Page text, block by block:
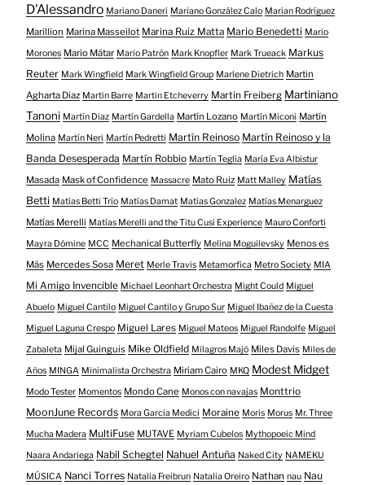
D'Alessandro Mariano Daneri Mariano González Calo Marian Rodríguez
Marillion Marina Masseilot Marina Ruiz Matta Mario Benedetti Mario
Morones Mario Mátar Mario Patrón Mark Knopfler Mark Trueack Markus
Reuter Mark Wingfield Mark Wingfield Group Marlene Dietrich Martin
Agharta Diaz Martin Barre Martin Etcheverry Martin Freiberg Martiniano
Tanoni Martín Diaz Martín Gardella Martín Lozano Martín Miconi Martín
Molina Martín Neri Martín Pedretti Martín Reinoso Martín Reinoso y la
Banda Desesperada Martín Robbio Martín Teglia María Eva Albistur
Masada Mask of Confidence Massacre Mato Ruiz Matt Malley Matías
Betti Matías Betti Trío Matías Damat Matías Gonzalez Matías Menarguez
Matías Merelli Matías Merelli and the Titu Cusi Experience Mauro Conforti
Mayra Dómine MCC Mechanical Butterfly Melina Moguilevsky Menos es
Más Mercedes Sosa Meret Merle Travis Metamorfica Metro Society MIA
Mi Amigo Invencible Michael Leonhart Orchestra Might Could Miguel
Abuelo Miguel Cantilo Miguel Cantilo y Grupo Sur Miguel Ibañez de la Cuesta
Miguel Laguna Crespo Miguel Lares Miguel Mateos Miguel Randolfe Miguel
Zabaleta Mijal Guinguis Mike Oldfield Milagros Majó Miles Davis Miles de
Años MINGA Minimalista Orchestra Miriam Cairo MKQ Modest Midget
Modo Tester Momentos Mondo Cane Monos con navajas Monttrio
MoonJune Records Mora Garcia Medici Moraine Moris Morus Mr. Three
Mucha Madera MultiFuse MUTAVE Myriam Cubelos Mythopoeic Mind
Naara Andariega Nabil Schegtel Nahuel Antuña Naked City NAMEKU
MÚSICA Nanci Torres Natalia Freibrun Natalia Oreiro Nathan nau Nau